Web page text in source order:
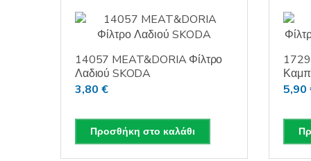
14057 MEAT&DORIA Φίλτρο
Λαδιού SKODA
3,80 €
Προσθήκη στο καλάθι
5,90